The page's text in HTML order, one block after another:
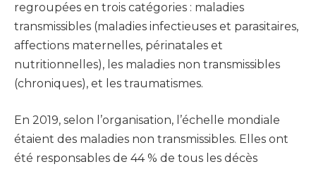
regroupées en trois catégories : maladies
transmissibles (maladies infectieuses et parasitaires,
affections maternelles, périnatales et
nutritionnelles), les maladies non transmissibles
(chroniques), et les traumatismes.
En 2019, selon l’organisation, l’échelle mondiale
étaient des maladies non transmissibles. Elles ont
été responsables de 44 % de tous les décès